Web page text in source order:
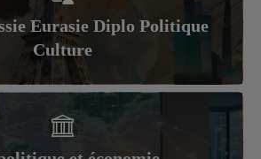
Eurasie Diplo Politique
Culture